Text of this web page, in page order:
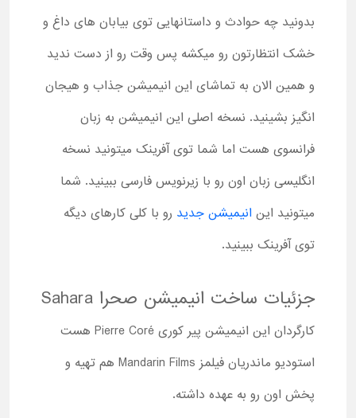
بدونید چه حوادث و داستانهایی توی بیابان های داغ و
خشک انتظارتون رو میکشه پس وقت رو از دست ندید
و همین الان به تماشای این انیمیشن جذاب و هیجان
انگیز بشینید. نسخه اصلی این انیمیشن به زبان
فرانسوی هست اما شما توی آفرینک میتونید نسخه
انگلیسی زبان اون رو با زیرنویس فارسی ببینید. شما
میتونید این انیمیشن جدید رو با کلی کارهای دیگه
توی آفرینک ببینید.
جزئیات ساخت انیمیشن صحرا Sahara
کارگردان این انیمیشن پیر کوری Pierre Coré هست
استودیو ماندریان فیلمز Mandarin Films هم تهیه و
پخش اون رو به عهده داشته.